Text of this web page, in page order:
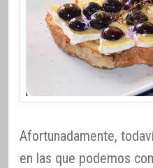
Afortunadamente,
en las que podemos